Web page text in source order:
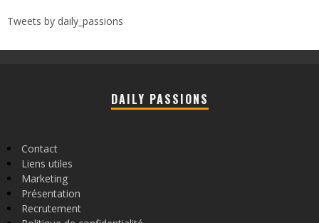
Tweets by daily_passions
DAILY PASSIONS
Contact
Liens utiles
Marketing
Présentation
Recrutement